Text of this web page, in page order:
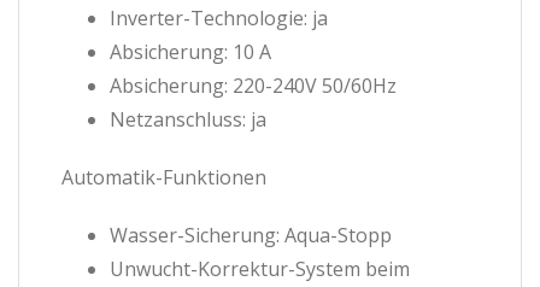
Inverter-Technologie: ja
Absicherung: 10 A
Absicherung: 220-240V 50/60Hz
Netzanschluss: ja
Automatik-Funktionen
Wasser-Sicherung: Aqua-Stopp
Unwucht-Korrektur-System beim